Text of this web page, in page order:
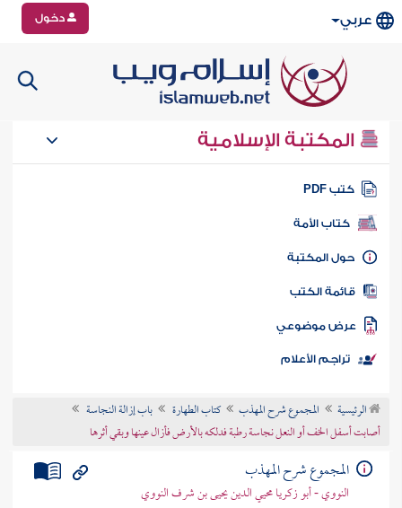
عربي دخول
المكتبة الإسلامية
كتب PDF
كتاب الأمة
المكتبة
الكتب
موضوعي
تراجم الأعلام
الرئيسية المجموع شرح المهذب كتاب الطهارة
باب إزالة النجاسة
أصابت أسفل الخف أو النعل نجاسة رطبة فدلكه بالأرض فأزال عينها وبقي أثرها
المجموع شرح المهذب
النووي - أبو زكريا محيي الدين يحيى بن شرف النووي